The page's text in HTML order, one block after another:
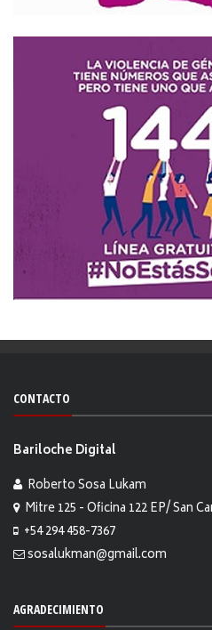
CONTACTO
Bariloche Digital
Roberto Sosa Lukam
Mitre 125 - Oficina 122 EP/ San
+54 294 458-7367
sosalukman@gmail.com
AGRADECIMIENTO